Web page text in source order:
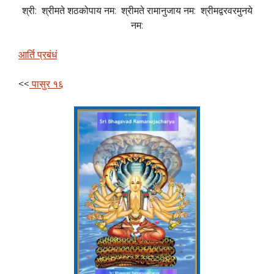
श्री: श्रीमते शठकोपाय नम: श्रीमते रामानुजाय नम: श्रीमद्वरवरमुनये
नम:
आर्ति प्रबंधं
<< पासुर १६